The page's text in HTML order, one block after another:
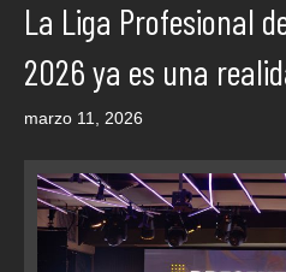
La Liga Profesional
2026 ya es una
marzo 11, 2026